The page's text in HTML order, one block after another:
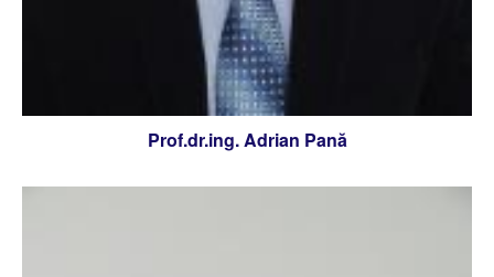
Prof.dr.ing. Adrian Pană